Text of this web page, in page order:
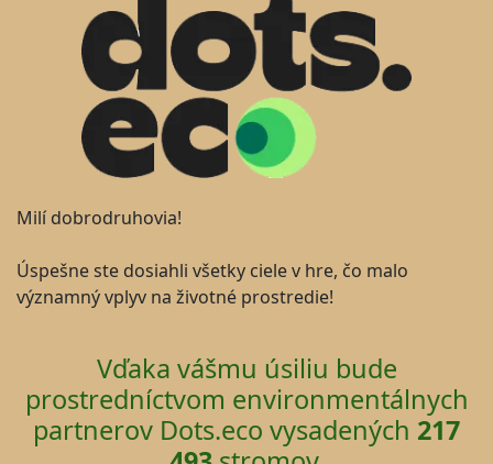
Milí dobrodruhovia!
Úspešne ste dosiahli všetky ciele v hre, čo malo
významný vplyv na životné prostredie!
Vďaka vášmu úsiliu bude
prostredníctvom environmentálnych
partnerov Dots.eco vysadených 217